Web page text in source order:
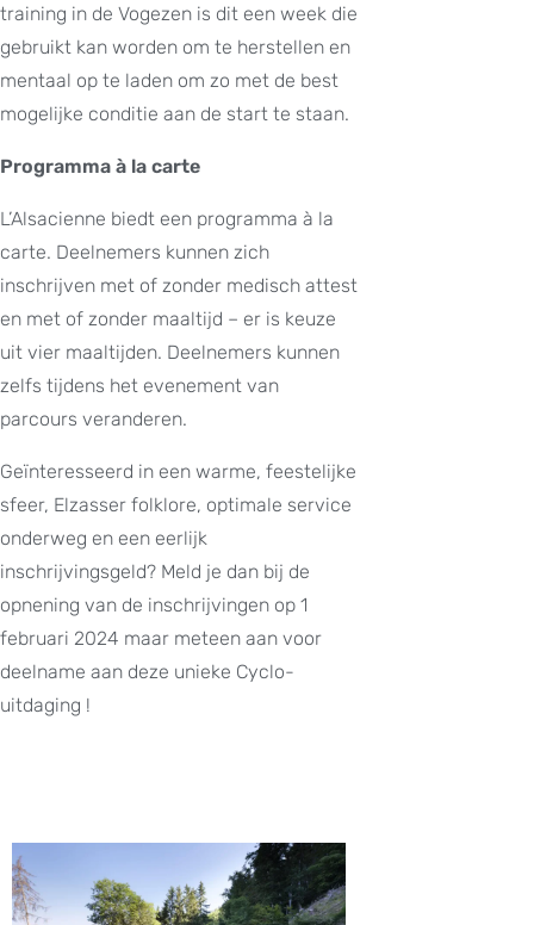
training in de Vogezen is dit een week die
gebruikt kan worden om te herstellen en
mentaal op te laden om zo met de best
mogelijke conditie aan de start te staan.
Programma à la carte
L’Alsacienne biedt een programma à la
carte. Deelnemers kunnen zich
inschrijven met of zonder medisch attest
en met of zonder maaltijd – er is keuze
uit vier maaltijden. Deelnemers kunnen
zelfs tijdens het evenement van
parcours veranderen.
Geïnteresseerd in een warme, feestelijke
sfeer, Elzasser folklore, optimale service
onderweg en een eerlijk
inschrijvingsgeld? Meld je dan bij de
opnening van de inschrijvingen op 1
februari 2024 maar meteen aan voor
deelname aan deze unieke Cyclo-
uitdaging !